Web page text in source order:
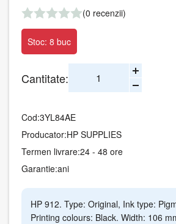
(0 recenzii)
Stoc: 8 buc
Cantitate:
Cod:3YL84AE
Producator:HP SUPPLIES
Termen livrare:24 - 48 ore
Garantie:ani
HP 912. Type: Original, Ink type:
Printing colours: Black. Width: 106